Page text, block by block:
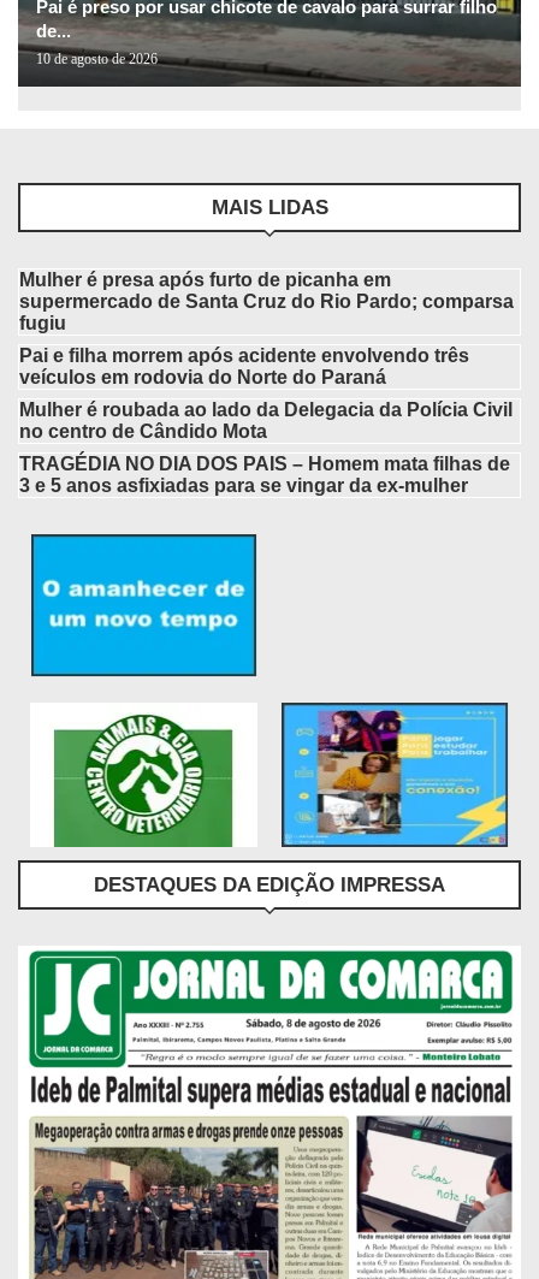
Pai é preso por usar chicote de cavalo para surrar filho
de...
10 de agosto de 2026
MAIS LIDAS
Mulher é presa após furto de picanha em
supermercado de Santa Cruz do Rio Pardo; comparsa
fugiu
Pai e filha morrem após acidente envolvendo três
veículos em rodovia do Norte do Paraná
Mulher é roubada ao lado da Delegacia da Polícia Civil
no centro de Cândido Mota
TRAGÉDIA NO DIA DOS PAIS – Homem mata filhas de
3 e 5 anos asfixiadas para se vingar da ex-mulher
DESTAQUES DA EDIÇÃO IMPRESSA